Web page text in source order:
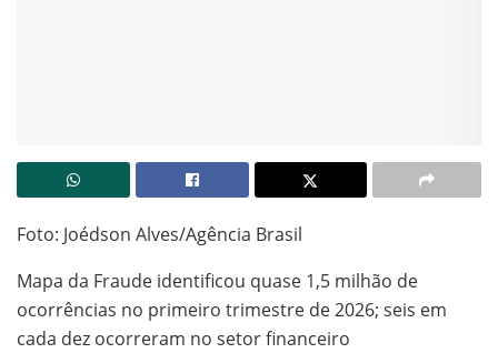
Foto: Joédson Alves/Agência Brasil
Mapa da Fraude identificou quase 1,5 milhão de
ocorrências no primeiro trimestre de 2026; seis em
cada dez ocorreram no setor financeiro